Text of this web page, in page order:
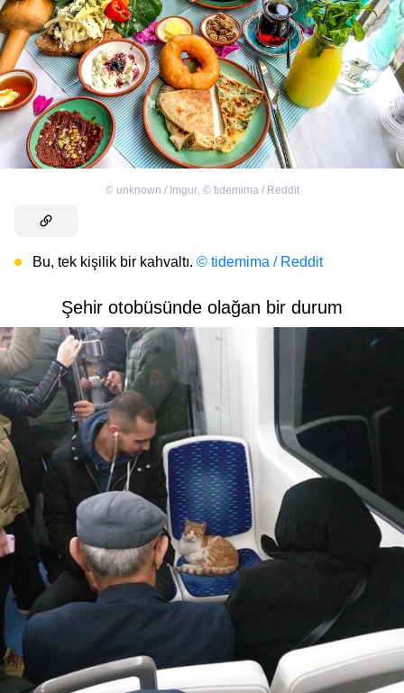
© unknown / Imgur, © tidemima / Reddit
Bu, tek kişilik bir kahvaltı. © tidemima / Reddit
Şehir otobüsünde olağan bir durum